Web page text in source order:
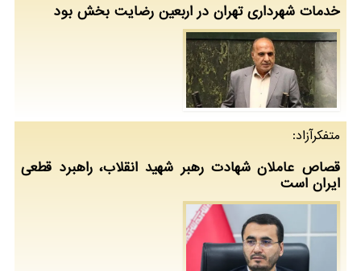
خدمات شهرداری تهران در اربعین رضایت بخش بود
متفکرآزاد:
قصاص عاملان شهادت رهبر شهید انقلاب، راهبرد قطعی
ایران است